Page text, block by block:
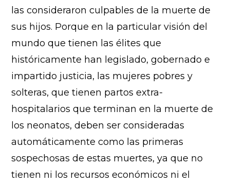
las consideraron culpables de la muerte de
sus hijos. Porque en la particular visión del
mundo que tienen las élites que
históricamente han legislado, gobernado e
impartido justicia, las mujeres pobres y
solteras, que tienen partos extra-
hospitalarios que terminan en la muerte de
los neonatos, deben ser consideradas
automáticamente como las primeras
sospechosas de estas muertes, ya que no
tienen ni los recursos económicos ni el